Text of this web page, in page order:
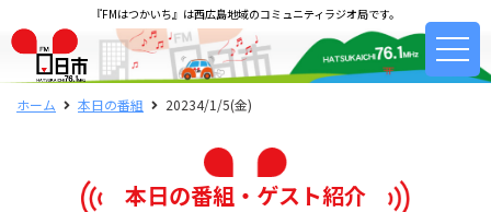
『FMはつかいち』は西広島地域のコミュニティラジオ局です。
ホーム 本日の番組 20234/1/5(金)
本日の番組・ゲスト紹介